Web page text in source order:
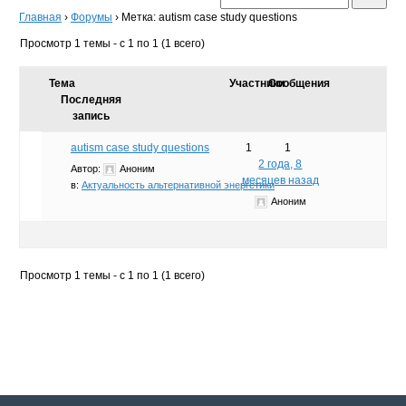
Главная › Форумы › Метка: autism case study questions
Просмотр 1 темы - с 1 по 1 (1 всего)
Тема УчастникиСообщения
Последняя
запись
autism case study questions
Автор:
Аноним
в: Актуальность альтернативной энергетики
1
1
2 года, 8
месяцев назад
Аноним
Просмотр 1 темы - с 1 по 1 (1 всего)